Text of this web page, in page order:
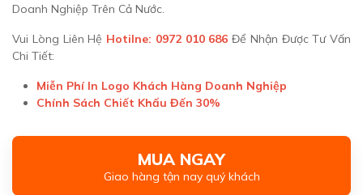
Doanh Nghiệp Trên Cả Nước.
Vui Lòng Liên Hệ Hotilne: 0972 010 686 Để Nhận Được Tư Vấn
Chi Tiết:
Miễn Phí In Logo Khách Hàng Doanh Nghiệp
Chính Sách Chiết Khấu Đến 30%
MUA NGAY
Giao hàng tận nay quý khách